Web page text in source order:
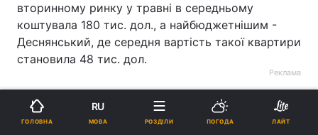
вторинному ринку у травні в середньому
коштувала 180 тис. дол., а найбюджетнішим -
Деснянський, де середня вартість такої квартири
становила 48 тис. дол.
Реклама
ГОЛОВНА
RU
МОВА РОЗДІЛИ ПОГОДА ЛАЙТ